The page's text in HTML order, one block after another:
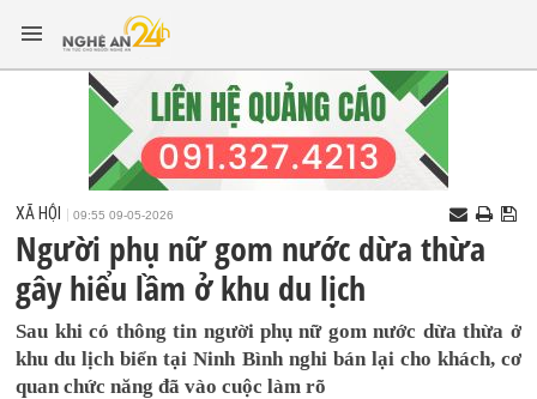
XÃ HỘI 09:55 09-05-2026
Người phụ nữ gom nước dừa thừa
gây hiểu lầm ở khu du lịch
Sau khi có thông tin người phụ nữ gom nước dừa thừa ở
khu du lịch biển tại Ninh Bình nghi bán lại cho khách, cơ
quan chức năng đã vào cuộc làm rõ